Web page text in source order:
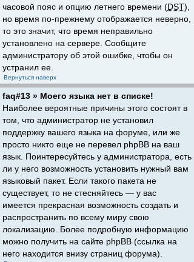
часовой пояс и опцию летнего времени (DST),
но время по-прежнему отображается неверно,
то это значит, что время неправильно
установлено на сервере. Сообщите
администратору об этой ошибке, чтобы он
устранил ее.
Вернуться наверх
faq#13 » Моего языка нет в списке!
Наиболее вероятные причины этого состоят в
том, что администратор не установил
поддержку вашего языка на форуме, или же
просто никто еще не перевел phpBB на ваш
язык. Поинтересуйтесь у администратора, есть
ли у него возможность установить нужный вам
языковый пакет. Если такого пакета не
существует, то не стесняйтесь — у вас
имеется прекрасная возможность создать и
распространить по всему миру свою
локализацию. Более подробную информацию
можно получить на сайте phpBB (ссылка на
него находится внизу страниц форума).